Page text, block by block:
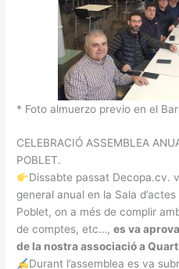
* Foto almuerzo previo en el
CELEBRACIÓ ASSEMBLEA
POBLET.
Dissabte passat Decopa.cv.
general anual en la Sala
Poblet, on a més de complir
de comptes, etc…,es va
de la nostra associació a
Durant l’assemblea es va